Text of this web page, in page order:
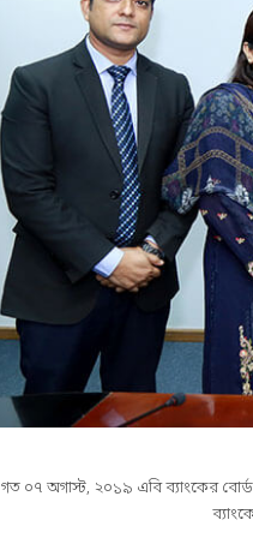
গত ০৭ অগাস্ট, ২০১৯ এবি ব্যাংকের বোর্ড